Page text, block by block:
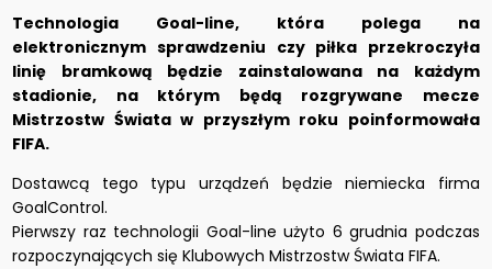
Technologia Goal-line, która polega na
elektronicznym sprawdzeniu czy piłka przekroczyła
linię bramkową będzie zainstalowana na każdym
stadionie, na którym będą rozgrywane mecze
Mistrzostw Świata w przyszłym roku poinformowała
FIFA.
Dostawcą tego typu urządzeń będzie niemiecka firma
GoalControl.
Pierwszy raz technologii Goal-line użyto 6 grudnia podczas
rozpoczynających się Klubowych Mistrzostw Świata FIFA.